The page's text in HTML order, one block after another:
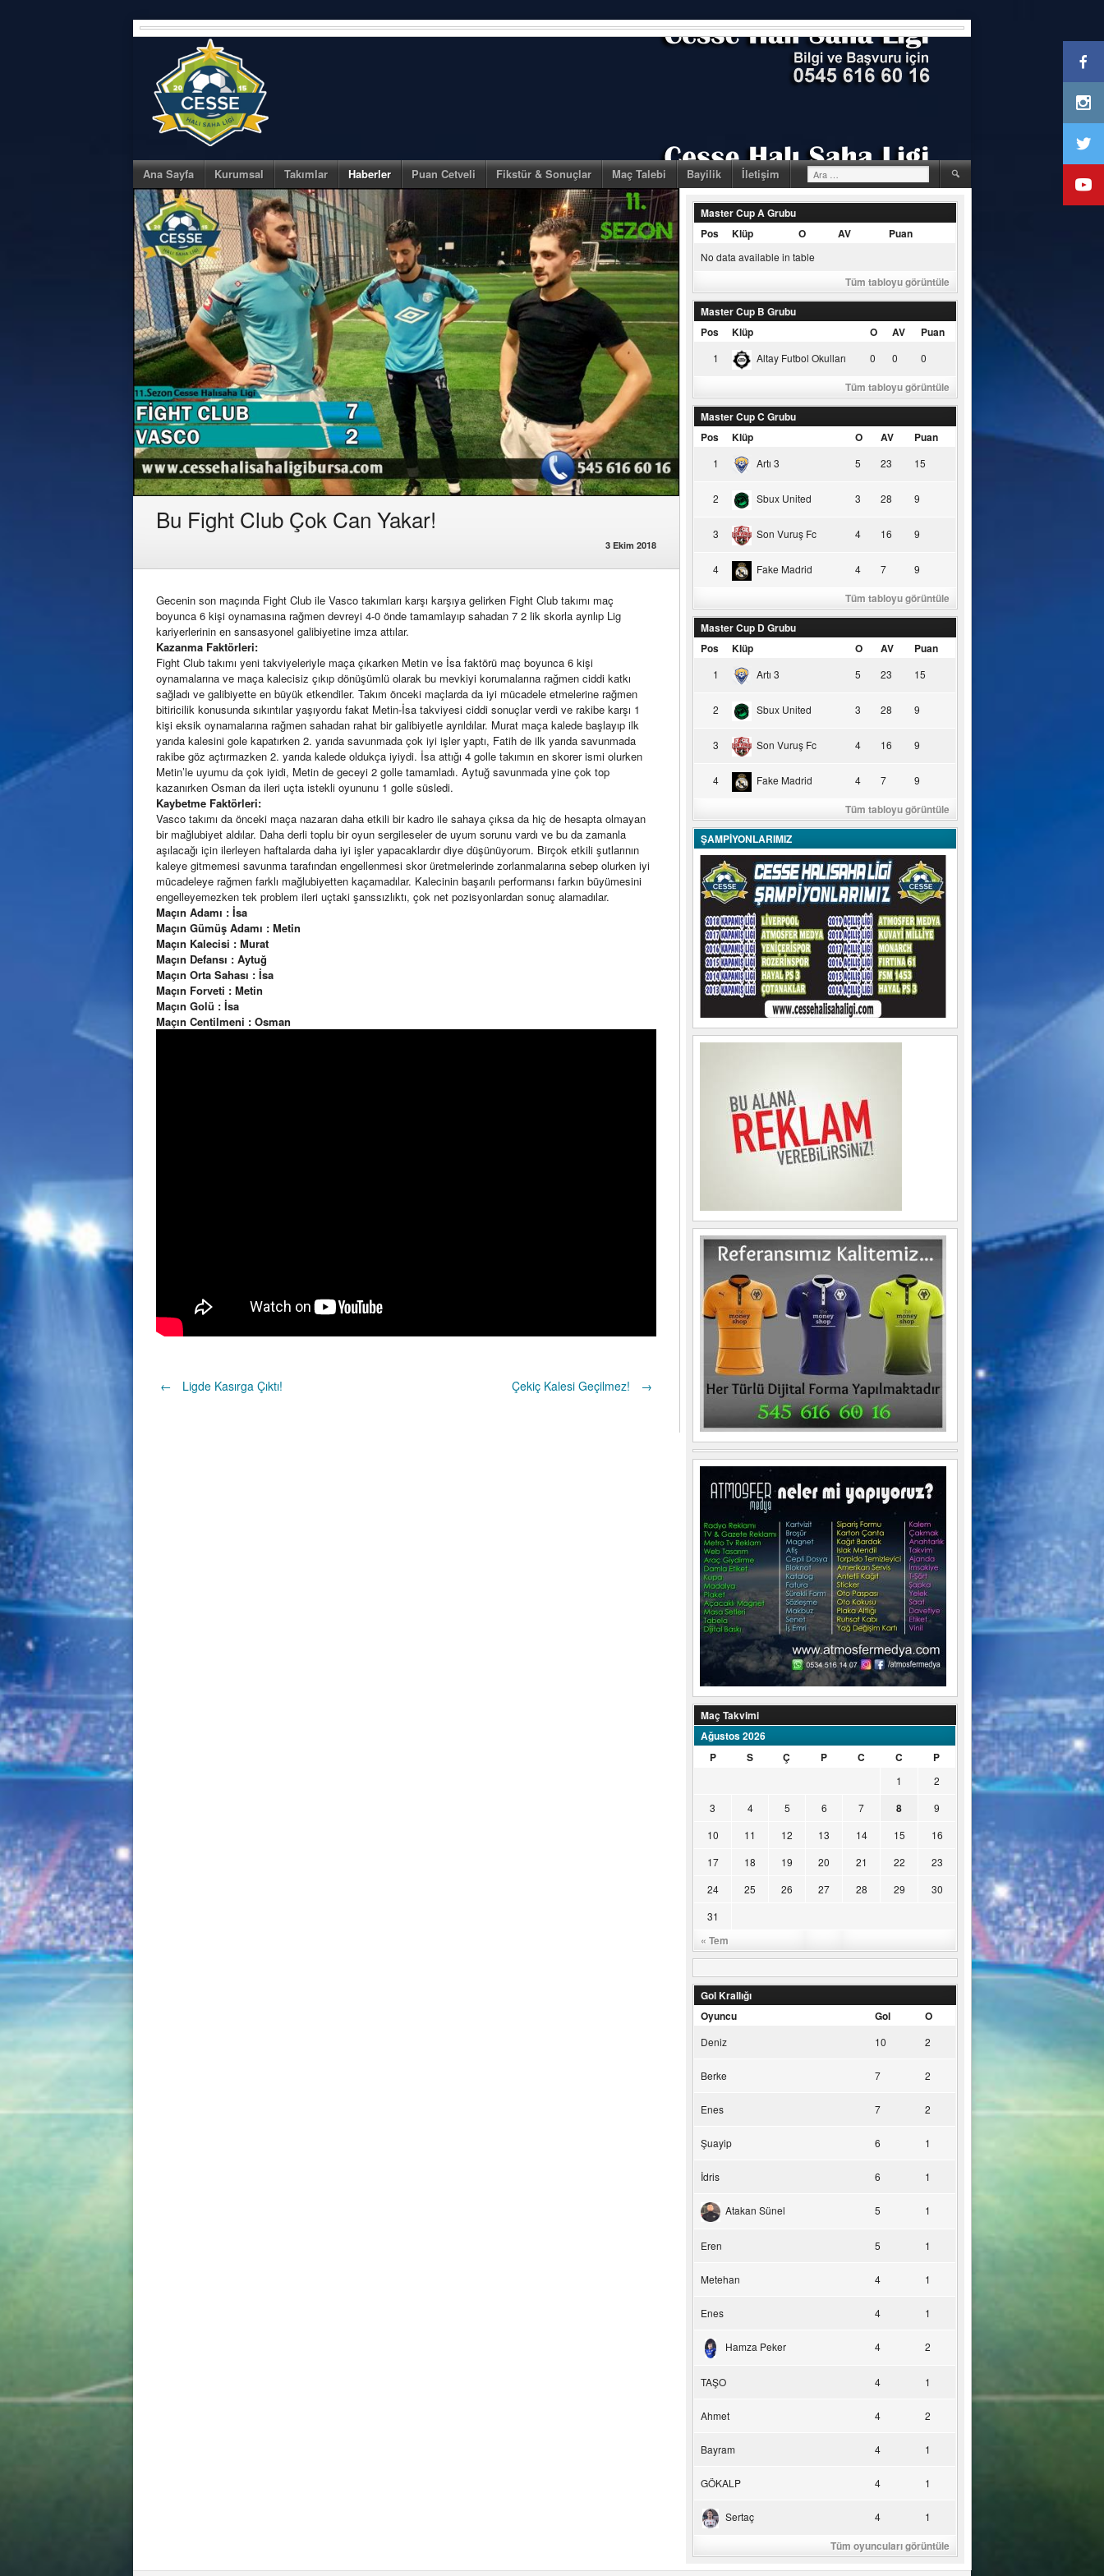
Skip
to
Ana Sayfa Kurumsal Takımlar Haberler Puan Cetveli Fikstür & Sonuçlar Maç Talebi Bayilik İletişim Arama:
Bu Fight Club Çok Can Yakar!
3 Ekim 2018
Gecenin son maçında Fight Club ile Vasco takımları karşı karşıya gelirken Fight Club takımı maç
boyunca 6 kişi oynamasına rağmen devreyi 4-0 önde tamamlayıp sahadan 7 2 lik skorla ayrılıp Lig
kariyerlerinin en sansasyonel galibiyetine imza attılar.
Kazanma Faktörleri:
Fight Club takımı yeni takviyeleriyle maça çıkarken Metin ve İsa faktörü maç boyunca 6 kişi
oynamalarına ve maça kalecisiz çıkıp dönüşümlü olarak bu mevkiyi korumalarına rağmen ciddi katkı
sağladı ve galibiyette en büyük etkendiler. Takım önceki maçlarda da iyi mücadele etmelerine rağmen
bitiricilik konusunda sıkıntılar yaşıyordu fakat Metin-İsa takviyesi ciddi sonuçlar verdi ve rakibe karşı 1
kişi eksik oynamalarına rağmen sahadan rahat bir galibiyetle ayrıldılar. Murat maça kalede başlayıp ilk
yarıda kalesini gole kapatırken 2. yarıda savunmada çok iyi işler yaptı, Fatih de ilk yarıda savunmada
rakibe göz açtırmazken 2. yarıda kalede oldukça iyiydi. İsa attığı 4 golle takımın en skorer ismi olurken
Metin’le uyumu da çok iyidi, Metin de geceyi 2 golle tamamladı. Aytuğ savunmada yine çok top
kazanırken Osman da ileri uçta istekli oyununu 1 golle süsledi.
Kaybetme Faktörleri:
Vasco takımı da önceki maça nazaran daha etkili bir kadro ile sahaya çıksa da hiç de hesapta olmayan
bir mağlubiyet aldılar. Daha derli toplu bir oyun sergileseler de uyum sorunu vardı ve bu da zamanla
aşılacağı için ilerleyen haftalarda daha iyi işler yapacaklardır diye düşünüyorum. Birçok etkili şutlarının
kaleye gitmemesi savunma tarafından engellenmesi skor üretmelerinde zorlanmalarına sebep olurken iyi
mücadeleye rağmen farklı mağlubiyetten kaçamadılar. Kalecinin başarılı performansı farkın büyümesini
engelleyemezken tek problem ileri uçtaki şanssızlıktı, çok net pozisyonlardan sonuç alamadılar.
Maçın Adamı : İsa
Maçın Gümüş Adamı : Metin
Maçın Kalecisi : Murat
Maçın Defansı : Aytuğ
Maçın Orta Sahası : İsa
Maçın Forveti : Metin
Maçın Golü : İsa
Maçın Centilmeni : Osman
Post
← Ligde Kasırga Çıktı! Çekiç Kalesi Geçilmez! →
Master Cup A Grubu
Pos
Klüp O AV Puan
No data available in table
Tüm tabloyu görüntüle
Master Cup B Grubu
Pos
Klüp O AV Puan
1 Altay Futbol Okulları 0 0 0
Tüm tabloyu görüntüle
Master Cup C Grubu
Pos
Klüp O AV Puan
1 Artı 3 5 23 15
2 Sbux United 3 28 9
3 Son Vuruş Fc 4 16 9
4 Fake Madrid 4 7 9
Tüm tabloyu görüntüle
Master Cup D Grubu
Pos
Klüp O AV Puan
1 Artı 3 5 23 15
2 Sbux United 3 28 9
3 Son Vuruş Fc 4 16 9
4 Fake Madrid 4 7 9
Tüm tabloyu görüntüle
ŞAMPİYONLARIMIZ
Maç Takvimi
Ağustos 2026
P
S Ç P C C P
« Tem
1
2
3
4 5 6 7 8
9
10
11 12 13 14 15
16
17
18 19 20 21 22
23
24
25 26 27 28 29
30
31
Gol Krallığı
Oyuncu
Gol O
Deniz 10 2
Berke 7 2
Enes 7 2
Şuayip 6 1
İdris 6 1
Atakan Sünel 5 1
Eren 5 1
Metehan 4 1
Enes 4 1
Hamza Peker 4 2
TAŞO 4 1
Ahmet 4 2
Bayram 4 1
GÖKALP 4 1
Sertaç 4 1
Tüm oyuncuları görüntüle